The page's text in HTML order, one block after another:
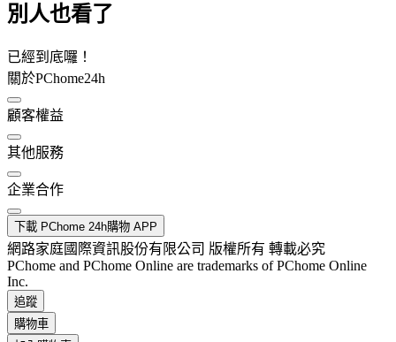
別人也看了
已經到底囉！
關於PChome24h
顧客權益
其他服務
企業合作
下載 PChome 24h購物 APP
網路家庭國際資訊股份有限公司 版權所有 轉載必究
PChome and PChome Online are trademarks of PChome Online
Inc.
追蹤
購物車